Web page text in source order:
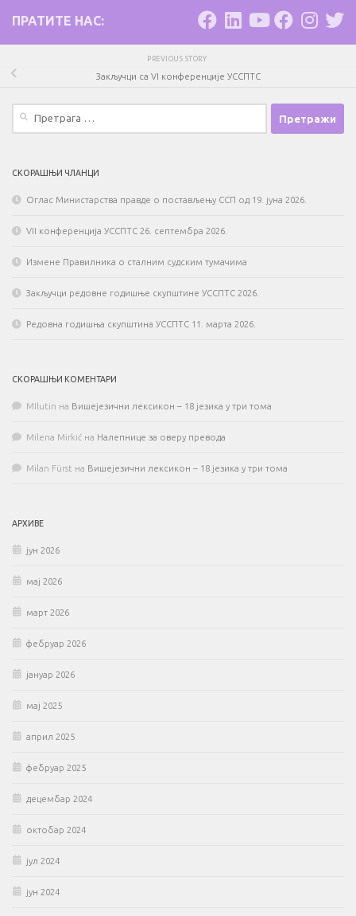
ПРАТИТЕ НАС:
PREVIOUS STORY
Закључци са VI конференције УССПТС
СКОРАШЊИ ЧЛАНЦИ
Оглас Министарства правде о постављењу ССП од 19. јуна 2026.
VII конференција УССПТС 26. септембра 2026.
Измене Правилника о сталним судским тумачима
Закључци редовне годишње скупштине УССПТС 2026.
Редовна годишња скупштина УССПТС 11. марта 2026.
СКОРАШЊИ КОМЕНТАРИ
MIlutin на Вишејезични лексикон – 18 језика у три тома
Milena Mirkić на Налепнице за оверу превода
Milan Fürst на Вишејезични лексикон – 18 језика у три тома
АРХИВЕ
јун 2026
мај 2026
март 2026
фебруар 2026
јануар 2026
мај 2025
април 2025
фебруар 2025
децембар 2024
октобар 2024
јул 2024
јун 2024